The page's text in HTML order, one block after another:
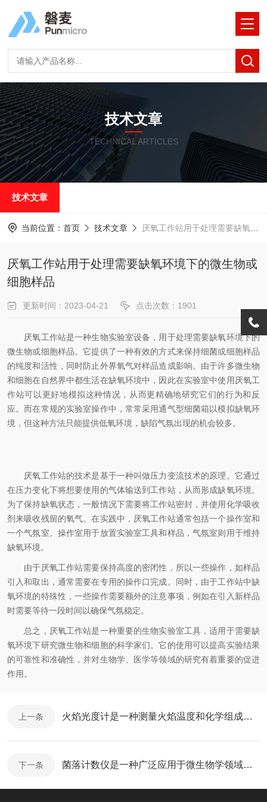
技术文章
TECHNICAL ARTICLES
技术文章
当前位置： 首页 技术文章 厌氧工作站用于处理需要缺氧环境下的微生物或细胞样品
厌氧工作站用于处理需要缺氧环境下的微生物或
细胞样品
更新时间：2023-04-21 点击次数：1901
厌氧工作站是一种生物实验室设备，用于处理需要缺氧环境下的
微生物或细胞样品。它提供了一种有效的方式来保持细菌或细胞样品
的纯度和活性，同时防止外界氧气对样品造成影响。由于许多微生物
和细胞在自然界中都生活在缺氧环境中，因此在实验室中使用厌氧工
作站可以更好地模拟这种情况，从而更精确地研究它们的行为和反
应。而在常规的实验室操作中，常常采用通气型细菌箱以模拟缺氧环
境，但这种方法只能提供低氧环境，缺陷气氛出现的机会较多。
厌氧工作站的技术是基于一种叫做压力变流技术的原理。它通过
在压力变化下将想要使用的气体输送到工作站，从而形成缺氧环境。
为了保持缺氧状态，一般情况下需要将工作站密封，并使用化学吸收
剂来吸收残留的氧气。在实践中，厌氧工作站通常包括一个操作室和
一个气氛室。操作室用于放置实验室工具和样品，气氛室则用于维持
缺氧环境。
由于厌氧工作站需要保持高度的密闭性，所以一些操作，如样品
引入和取出，通常需要在专用的操作口完成。同时，由于工作站中缺
氧环境的特殊性，一些操作需要额外的注意事项，例如在引入新样品
时需要等待一段时间以确保气氛稳定。
总之，厌氧工作站是一种重要的生物实验室工具，适用于需要缺
氧环境下研究微生物和细胞的科学家们。它的使用可以提高实验结果
的可靠性和准确性，并对生物学、医学等领域的研究有着重要的促进
作用。
上一条 火焰光度计是一种测量火焰温度和化学组成的仪器
下一条 菌落计数仪是一种广泛应用于微生物学领域的仪器